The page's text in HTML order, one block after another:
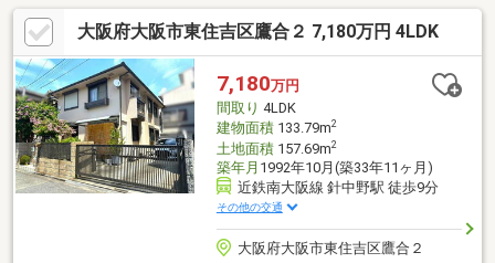
設、外壁塗装（建物前面）☆南向きにつき日当たり良好♪☆ＬＤ
Ｋ約１９．１帖の広さ♪☆前面道路幅員約６．０ｍ☆採光・通風
良好♪・生活に便利な施設が周辺には充実しています♪〇Maxvalu
駒川中野店：徒歩7分（540ｍ）〇ローソン東住吉湯里二丁目店：
徒歩2分（140ｍ）〇セブンイレブン東住吉中野4丁目店：徒歩6分
大阪府大阪市東住吉区鷹合２ 7,180万円 4LDK
7,180万円
間取り 4LDK
建物面積133.79m2
土地面積157.69m2
築年月 1992年10月(築33年11ヶ月)
近鉄南大阪線 針中野駅 徒歩9分
その他の交通
大阪府大阪市東住吉区鷹合２